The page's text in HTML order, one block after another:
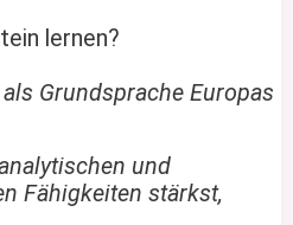
lernen?
Grundsprache Europas
und
Fähigkeiten stärkst,